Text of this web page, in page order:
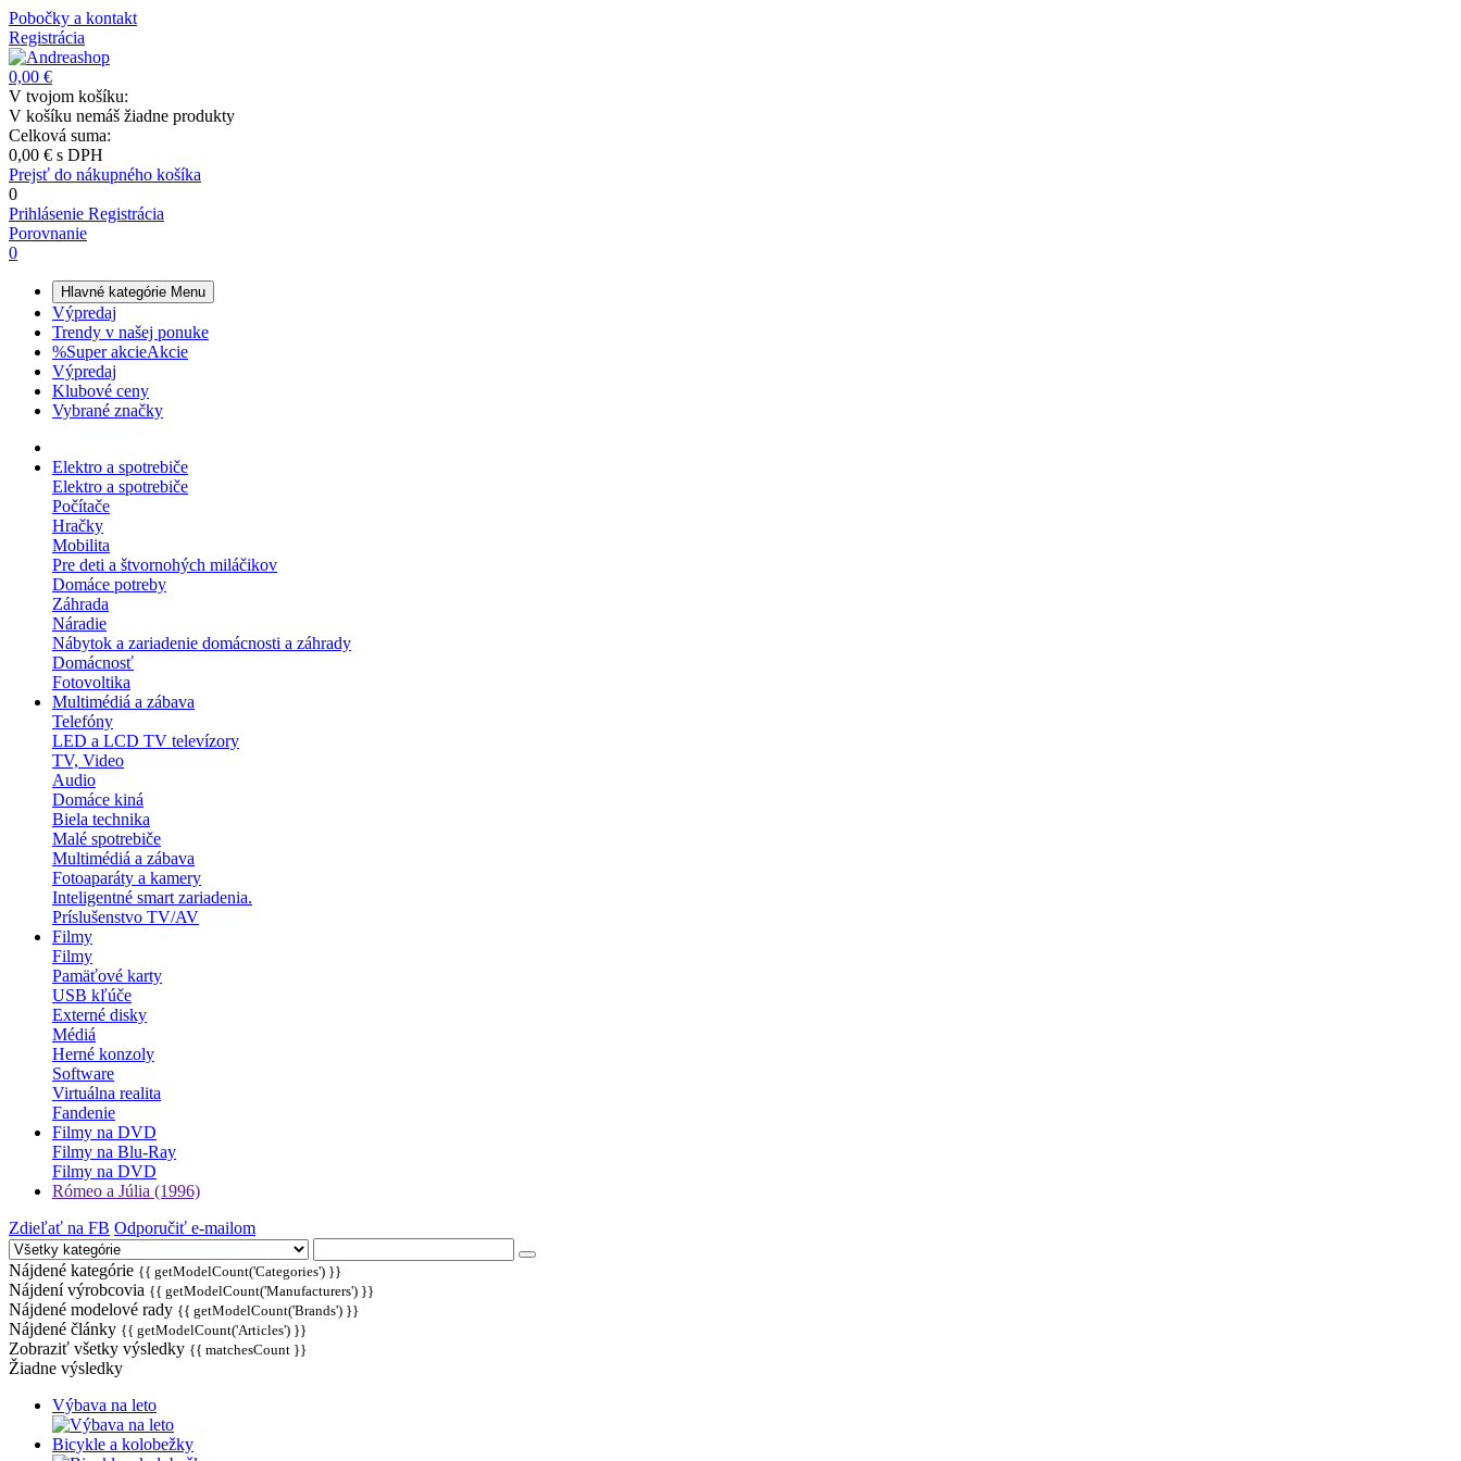
Pobočky a kontakt
Registrácia
0,00 €
V tvojom košíku:
V košíku nemáš žiadne produkty
Celková suma:
0,00 € s DPH
Prejsť do nákupného košíka
0
Prihlásenie Registrácia
Porovnanie
0
Hlavné kategórie Menu
Výpredaj
Trendy v našej ponuke
%Super akcieAkcie
Výpredaj
Klubové ceny
Vybrané značky
Elektro a spotrebiče
Elektro a spotrebiče
Počítače
Hračky
Mobilita
Pre deti a štvornohých miláčikov
Domáce potreby
Záhrada
Náradie
Nábytok a zariadenie domácnosti a záhrady
Domácnosť
Fotovoltika
Multimédiá a zábava
Telefóny
LED a LCD TV televízory
TV, Video
Audio
Domáce kiná
Biela technika
Malé spotrebiče
Multimédiá a zábava
Fotoaparáty a kamery
Inteligentné smart zariadenia.
Príslušenstvo TV/AV
Filmy
Filmy
Pamäťové karty
USB kľúče
Externé disky
Médiá
Herné konzoly
Software
Virtuálna realita
Fandenie
Filmy na DVD
Filmy na Blu-Ray
Filmy na DVD
Rómeo a Júlia (1996)
Zdieľať na FB Odporučiť e-mailom
Nájdené kategórie {{ getModelCount('Categories') }}
Nájdení výrobcovia {{ getModelCount('Manufacturers') }}
Nájdené modelové rady {{ getModelCount('Brands') }}
Nájdené články {{ getModelCount('Articles') }}
Zobraziť všetky výsledky {{ matchesCount }}
Žiadne výsledky
Výbava na leto
Bicykle a kolobežky